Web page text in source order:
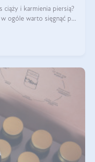
ciąży i karmienia piersią?
ogóle warto sięgnąć po